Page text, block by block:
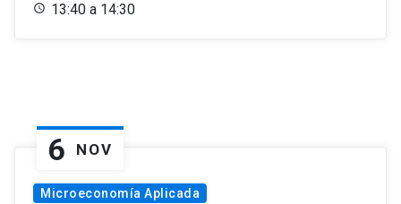
13:40 a 14:30
6 NOV
Microeconomía Aplicada